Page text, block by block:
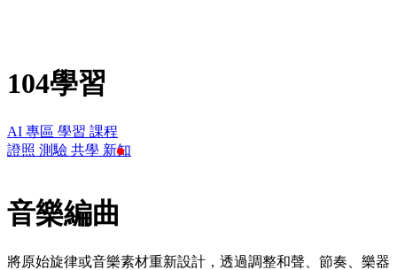
104學習
AI 專區 學習 課程
證照 測驗 共學 新知
音樂編曲
將原始旋律或音樂素材重新設計，透過調整和聲、節奏、樂器